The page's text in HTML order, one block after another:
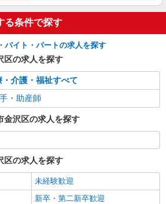
)＞
市金沢区
詳細を見る
る条件で探す
バイト・パートの求人を探す
区の求人を探す
・介護・福祉すべて
・助産師
金沢区の求人を探す
区の求人を探す
未経験歓迎
新卒・第二新卒歓迎